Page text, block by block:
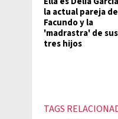
la actual pareja de
Facundo y la
'madrastra' de sus
tres hijos
TAGS